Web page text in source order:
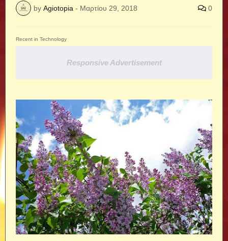
by Agiotopia - Μαρτίου 29, 2018 0
Recent in Technology
Responsive Advertisement